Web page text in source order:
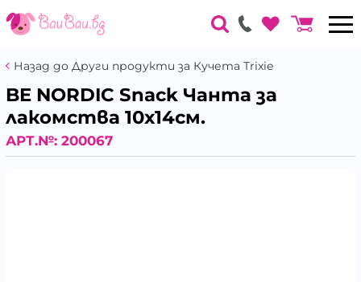
Назад до Други продукти за Кучета Trixie
BE NORDIC Snack Чанта за
лакомства 10х14см.
АРТ.№: 200067